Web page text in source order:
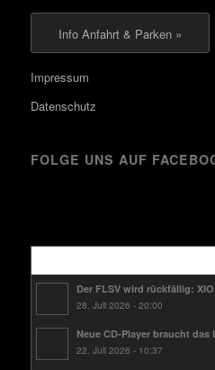
Info Anfahrt & Parken »
Impressum
Datenschutz
FOLGE UNS AUF
Der FLSV wird rückfällig:
28. Juli 2026 - 20:00
Neue CD-Player braucht das
22. Juli 2026 - 10:37